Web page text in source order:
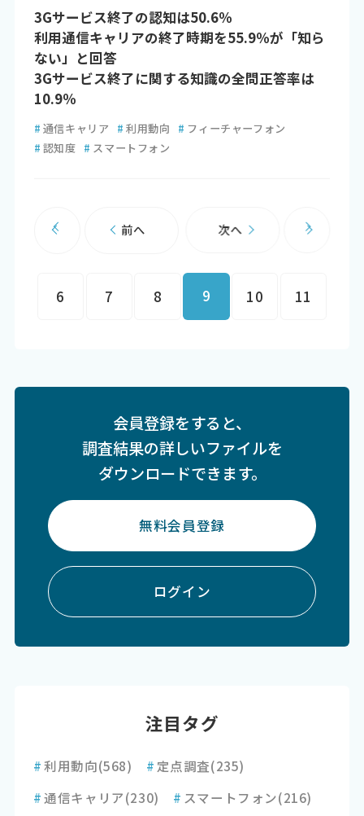
3Gサービス終了の認知は50.6％
利用通信キャリアの終了時期を55.9％が「知ら
ない」と回答
3Gサービス終了に関する知識の全問正答率は
10.9％
# 通信キャリア # 利用動向 # フィーチャーフォン
# 認知度 # スマートフォン
前へ
6 7 8 9 10 11
次へ
会員登録をすると、
調査結果の詳しいファイルを
ダウンロードできます。
無料会員登録
ログイン
注目タグ
#利用動向(568) # 定点調査(235)
#通信キャリア(230) # スマートフォン(216)